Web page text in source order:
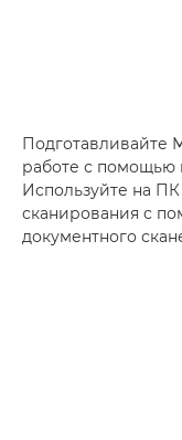
Подготавливайте
работе с помощью
Используйте на
сканирования с
документного